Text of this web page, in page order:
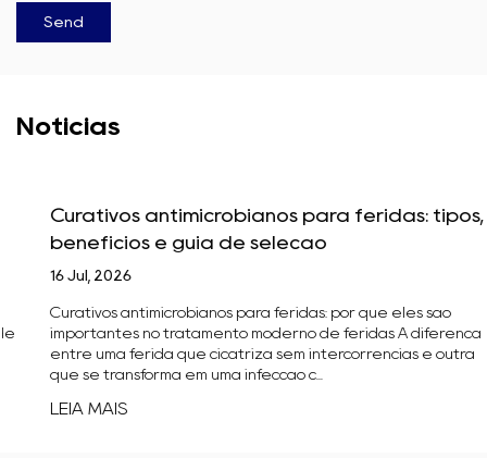
Notícias
Curativos antimicrobianos para feridas: tipos,
benefícios e guia de seleção
16 Jul, 2026
Curativos antimicrobianos para feridas: por que eles são
importantes no tratamento moderno de feridas A diferença
entre uma ferida que cicatriza sem intercorrências e outra
que se transforma em uma infecção c...
LEIA MAIS